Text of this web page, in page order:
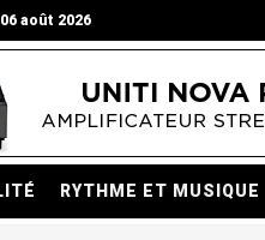
août 2026
RYTHME ET MUSIQUE